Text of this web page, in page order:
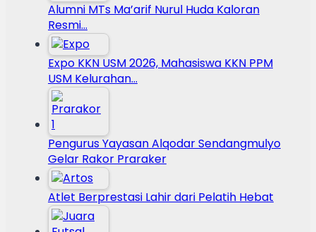
Alumni MTs Ma’arif Nurul Huda Kaloran
Resmi…
Expo KKN USM 2026, Mahasiswa KKN PPM
USM Kelurahan…
Pengurus Yayasan Alqodar Sendangmulyo
Gelar Rakor Praraker
Atlet Berprestasi Lahir dari Pelatih Hebat